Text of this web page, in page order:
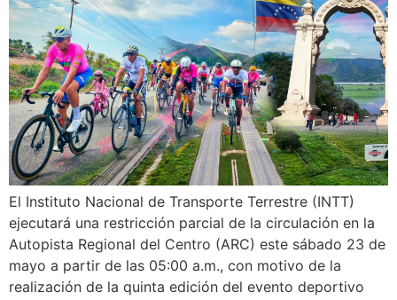
El Instituto Nacional de Transporte Terrestre (INTT)
ejecutará una restricción parcial de la circulación en la
Autopista Regional del Centro (ARC) este sábado 23 de
mayo a partir de las 05:00 a.m., con motivo de la
realización de la quinta edición del evento deportivo